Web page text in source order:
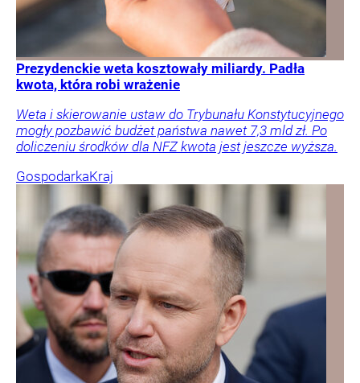
Prezydenckie weta kosztowały miliardy. Padła
kwota, która robi wrażenie
Weta i skierowanie ustaw do Trybunału Konstytucyjnego
mogły pozbawić budżet państwa nawet 7,3 mld zł. Po
doliczeniu środków dla NFZ kwota jest jeszcze wyższa.
GospodarkaKraj